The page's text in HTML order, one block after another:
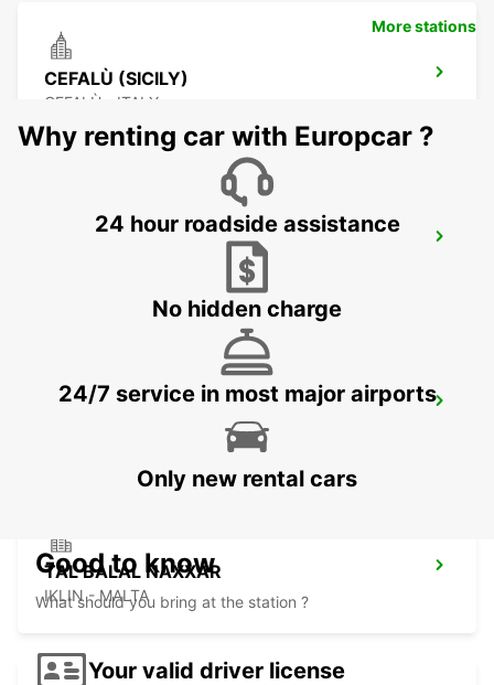
CEFALÙ (SICILY)
CEFALÙ - ITALY
PALERMO RAILWAY STATION (SICILY)
SCIACCA (SICILY)
TAL BALAL NAXXAR
IKLIN - MALTA
More stations
Why renting car with Europcar ?
24 hour roadside assistance
No hidden charge
24/7 service in most major airports
Only new rental cars
Good to know
What should you bring at the station ?
Your valid driver license